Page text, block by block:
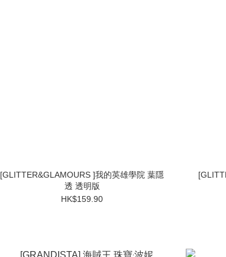
[GLITTER&GLAMOURS ]我的英雄學院 葉隱
透 透明版
HK$159.90